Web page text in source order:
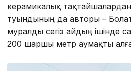
керамикалық
туындының да авторы –
муралды сегіз айдың ішінде
200 шаршы метр аумақты